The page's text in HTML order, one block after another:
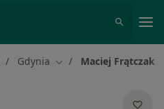
Gdynia Zmień miasto
Maciej Frątczak